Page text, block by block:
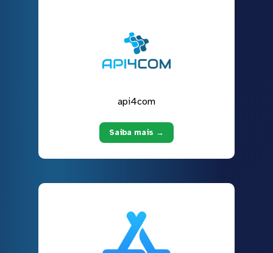
api4com
Saiba mais →